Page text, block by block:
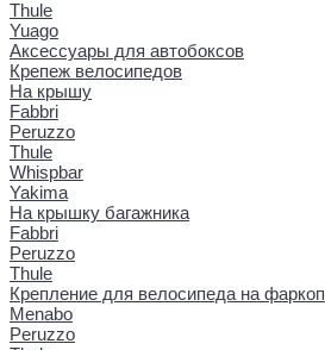
Thule
Yuago
Аксессуары для автобоксов
Крепеж велосипедов
На крышу
Fabbri
Peruzzo
Thule
Whispbar
Yakima
На крышку багажника
Fabbri
Peruzzo
Thule
Крепление для велосипеда на фаркоп
Menabo
Peruzzo